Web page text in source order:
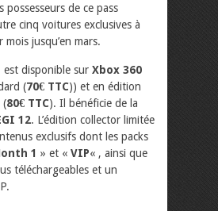
possesseurs de ce pass
cinq voitures exclusives à
mois jusqu’en mars.
est disponible sur Xbox 360
(70€ TTC)) et en édition
(80€ TTC). Il bénéficie de la
12. L’édition collector limitée
exclusifs dont les packs
1 » et « VIP« , ainsi que
téléchargeables et un